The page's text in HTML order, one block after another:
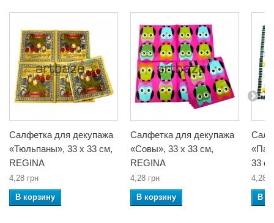
Салфетка для декупажа
«Тюльпаны», 33 x 33 см,
REGINA
4,28 грн
В корзину
Салфетка для декупажа
«Совы», 33 x 33 см,
REGINA
4,28 грн
В корзину
33
4,28
В